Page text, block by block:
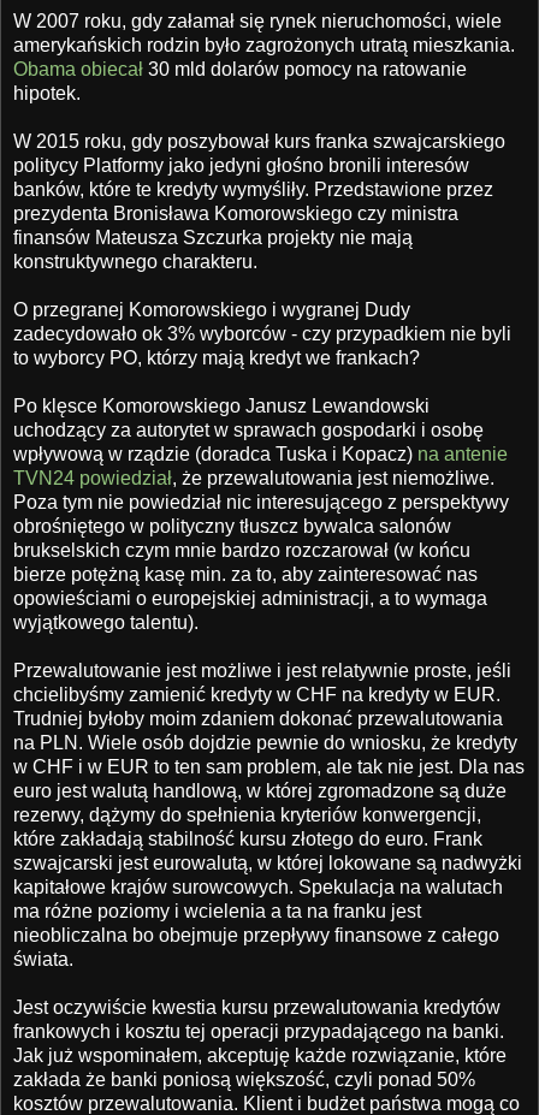
W 2007 roku, gdy załamał się rynek nieruchomości, wiele
amerykańskich rodzin było zagrożonych utratą mieszkania.
Obama obiecał 30 mld dolarów pomocy na ratowanie
hipotek.
W 2015 roku, gdy poszybował kurs franka szwajcarskiego
politycy Platformy jako jedyni głośno bronili interesów
banków, które te kredyty wymyśliły. Przedstawione przez
prezydenta Bronisława Komorowskiego czy ministra
finansów Mateusza Szczurka projekty nie mają
konstruktywnego charakteru.
O przegranej Komorowskiego i wygranej Dudy
zadecydowało ok 3% wyborców - czy przypadkiem nie byli
to wyborcy PO, którzy mają kredyt we frankach?
Po klęsce Komorowskiego Janusz Lewandowski
uchodzący za autorytet w sprawach gospodarki i osobę
wpływową w rządzie (doradca Tuska i Kopacz) na antenie
TVN24 powiedział, że przewalutowania jest niemożliwe.
Poza tym nie powiedział nic interesującego z perspektywy
obrośniętego w polityczny tłuszcz bywalca salonów
brukselskich czym mnie bardzo rozczarował (w końcu
bierze potężną kasę min. za to, aby zainteresować nas
opowieściami o europejskiej administracji, a to wymaga
wyjątkowego talentu).
Przewalutowanie jest możliwe i jest relatywnie proste, jeśli
chcielibyśmy zamienić kredyty w CHF na kredyty w EUR.
Trudniej byłoby moim zdaniem dokonać przewalutowania
na PLN. Wiele osób dojdzie pewnie do wniosku, że kredyty
w CHF i w EUR to ten sam problem, ale tak nie jest. Dla nas
euro jest walutą handlową, w której zgromadzone są duże
rezerwy, dążymy do spełnienia kryteriów konwergencji,
które zakładają stabilność kursu złotego do euro. Frank
szwajcarski jest eurowalutą, w której lokowane są nadwyżki
kapitałowe krajów surowcowych. Spekulacja na walutach
ma różne poziomy i wcielenia a ta na franku jest
nieobliczalna bo obejmuje przepływy finansowe z całego
świata.
Jest oczywiście kwestia kursu przewalutowania kredytów
frankowych i kosztu tej operacji przypadającego na banki.
Jak już wspominałem, akceptuję każde rozwiązanie, które
zakłada że banki poniosą większość, czyli ponad 50%
kosztów przewalutowania. Klient i budżet państwa mogą co